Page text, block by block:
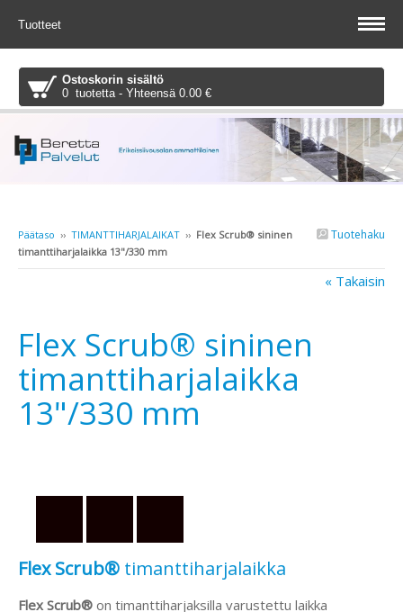
Tuotteet
Ostoskorin sisältö
0 tuotetta - Yhteensä 0.00 €
Tuotehaku
Päätaso ›› TIMANTTIHARJALAIKAT ›› Flex Scrub® sininen
timanttiharjalaikka 13"/330 mm
« Takaisin
Flex Scrub® sininen
timanttiharjalaikka
13"/330 mm
Flex Scrub® timanttiharjalaikka
Flex Scrub® on timanttiharjaksilla varustettu laikka